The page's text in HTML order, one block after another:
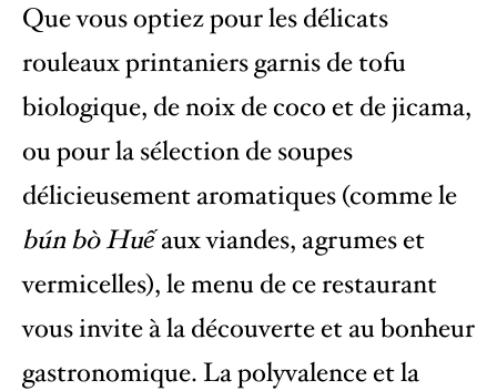
Que vous optiez pour les délicats
rouleaux printaniers garnis de tofu
biologique, de noix de coco et de jicama,
ou pour la sélection de soupes
délicieusement aromatiques (comme le
bún bò Huếaux viandes, agrumes et
vermicelles), le menu de ce restaurant
vous invite à la découverte et au bonheur
gastronomique. La polyvalence et la